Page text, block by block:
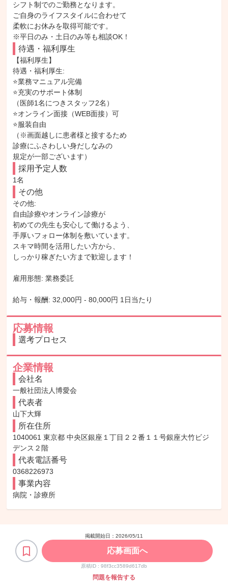
シフト制でのご勤務となります。
ご自身のライフスタイルに合わせて
柔軟にお休みを取得可能です。
※平日のみ・土日のみ等も相談OK！
待遇・福利厚生
【福利厚生】
待遇・福利厚生:
⭐業務マニュアル完備
⭐充実のサポート体制
（医師1名につきスタッフ2名）
⭐オンライン面接（WEB面接）可
⭐服装自由
（※画面越しに患者様と接するため
診療にふさわしい身だしなみの
規定が一部ございます）
採用予定人数
1名
その他
その他:
自由診療やオンライン診療が
初めての先生も安心して働けるよう、
手厚いフォロー体制を敷いています。
スキマ時間を活用したい方から、
しっかり稼ぎたい方まで歓迎します！
雇用形態: 業務委託
給与・報酬: 32,000円 - 80,000円 1日当たり
応募情報
選考プロセス
企業情報
会社名
一般社団法人博愛会
代表者
山下大輝
所在住所
1040061 東京都 中央区銀座１丁目２２番１１号銀座大竹ビジ
デンス２階
代表電話番号
0368226973
事業内容
病院・診療所
掲載開始日： 2026/05/11
応募画面へ
原稿ID : 98f3cc3589d617db
問題を報告する